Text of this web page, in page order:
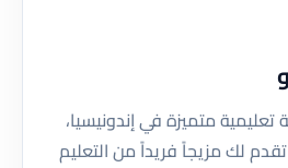
متميزة في إندونيسيا،
لك مزيجاً فريداً من التعليم